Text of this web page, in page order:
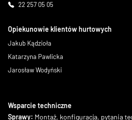
22 257 05 05
Opiekunowie klientów hurtowych
Jakub Kądzioła
Katarzyna Pawlicka
Jarosław Wodyński
Wsparcie techniczne
Sprawy: Montaż, konfiguracja, pytania